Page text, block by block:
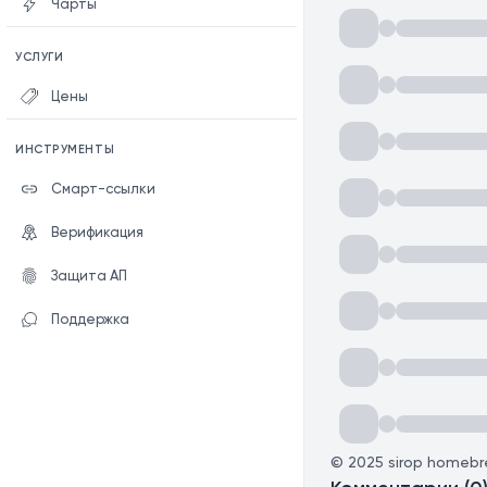
Чарты
УСЛУГИ
Цены
ИНСТРУМЕНТЫ
Смарт-ссылки
Верификация
Защита АП
Поддержка
© 2025 sirop